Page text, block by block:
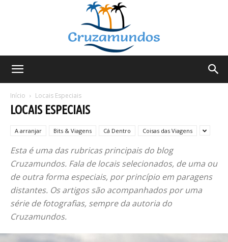
Início Locais Especiais
LOCAIS ESPECIAIS
A arranjar Bits & Viagens Cá Dentro Coisas das Viagens
Esta é uma das rubricas principais do blog
Cruzamundos. Fala de locais selecionados, de uma ou
de outra forma especiais, por princípio em paragens
distantes. Os artigos são acompanhados por uma
série de fotografias, sempre da autoria do
Cruzamundos.